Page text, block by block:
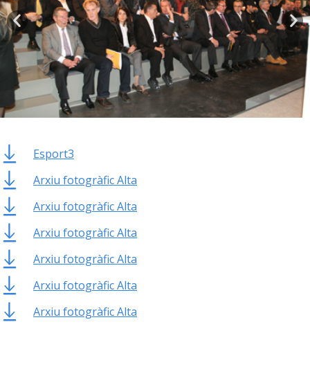
Esport3
Arxiu fotogràfic Alta
Arxiu fotogràfic Alta
Arxiu fotogràfic Alta
Arxiu fotogràfic Alta
Arxiu fotogràfic Alta
Arxiu fotogràfic Alta